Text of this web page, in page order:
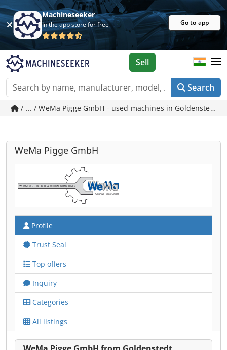
Machineseeker
In the app store for free Go to app
Search
Sell
/ ... / WeMa Pigge GmbH - used machines in Goldenstedt
WeMa Pigge GmbH
Profile
Trust Seal
Top offers
Inquiry
Categories
All listings